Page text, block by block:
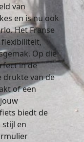
van
en is nu ook
Het Franse
Op die
in de
drukte van de
of een
biedt de
stijl en